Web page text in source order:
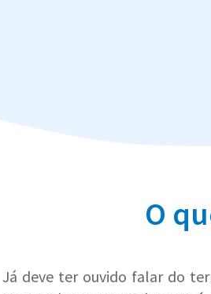
O
Já deve ter ouvido falar do